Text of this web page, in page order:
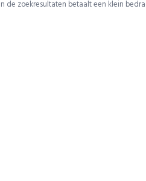
de zoekresultaten betaalt een klein